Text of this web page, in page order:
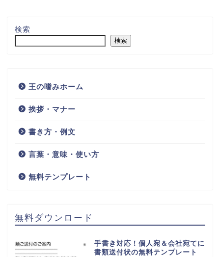
検索
検索
王の嗜みホーム
挨拶・マナー
書き方・例文
言葉・意味・使い方
無料テンプレート
無料ダウンロード
手書き対応！個人宛＆会社宛てに
書類送付状の無料テンプレート